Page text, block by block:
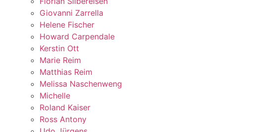
Giovanni Zarrella
Helene Fischer
Howard Carpendale
Kerstin Ott
Marie Reim
Matthias Reim
Melissa Naschenweng
Michelle
Roland Kaiser
Ross Antony